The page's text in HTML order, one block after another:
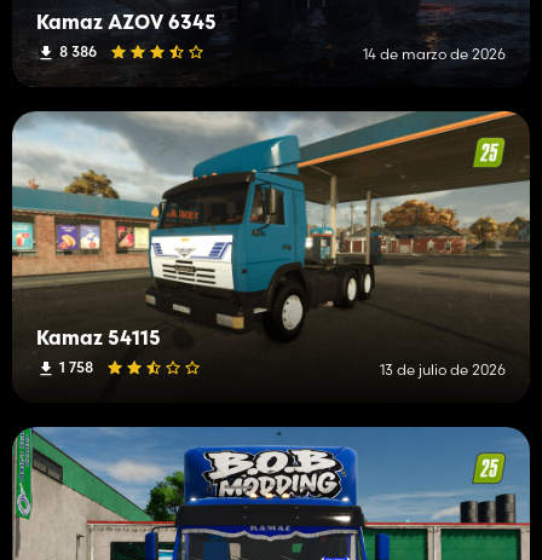
Kamaz AZOV 6345
8 386 14 de marzo de 2026
Kamaz 54115
1 758 13 de julio de 2026